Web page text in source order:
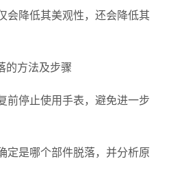
会降低其美观性，还会降低其
的方法及步骤
前停止使用手表，避免进一步
定是哪个部件脱落，并分析原